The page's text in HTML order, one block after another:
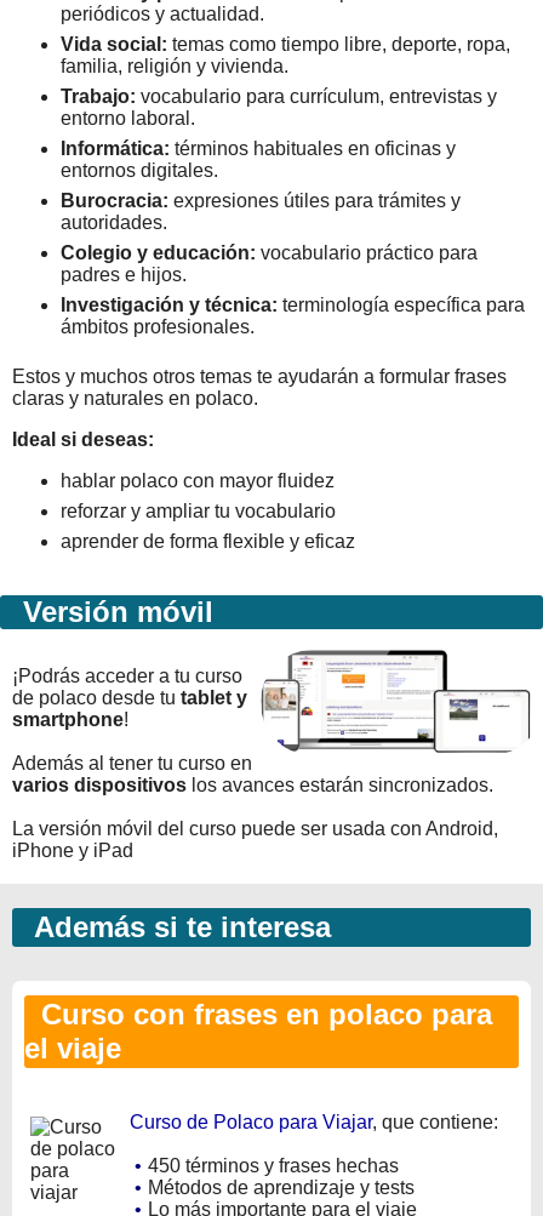
periódicos y actualidad.
Vida social: temas como tiempo libre, deporte, ropa,
familia, religión y vivienda.
Trabajo: vocabulario para currículum, entrevistas y
entorno laboral.
Informática: términos habituales en oficinas y
entornos digitales.
Burocracia: expresiones útiles para trámites y
autoridades.
Colegio y educación: vocabulario práctico para
padres e hijos.
Investigación y técnica: terminología específica para
ámbitos profesionales.
Estos y muchos otros temas te ayudarán a formular frases
claras y naturales en polaco.
Ideal si deseas:
hablar polaco con mayor fluidez
reforzar y ampliar tu vocabulario
aprender de forma flexible y eficaz
Versión móvil
¡Podrás acceder a tu curso
de polaco desde tu tablet y
smartphone!
Además al tener tu curso en
varios dispositivos los avances estarán sincronizados.
La versión móvil del curso puede ser usada con Android,
iPhone y iPad
Además si te interesa
Curso con frases en polaco para
el viaje
Curso de Polaco para Viajar, que contiene:
• 450 términos y frases hechas
• Métodos de aprendizaje y tests
• Lo más importante para el viaje